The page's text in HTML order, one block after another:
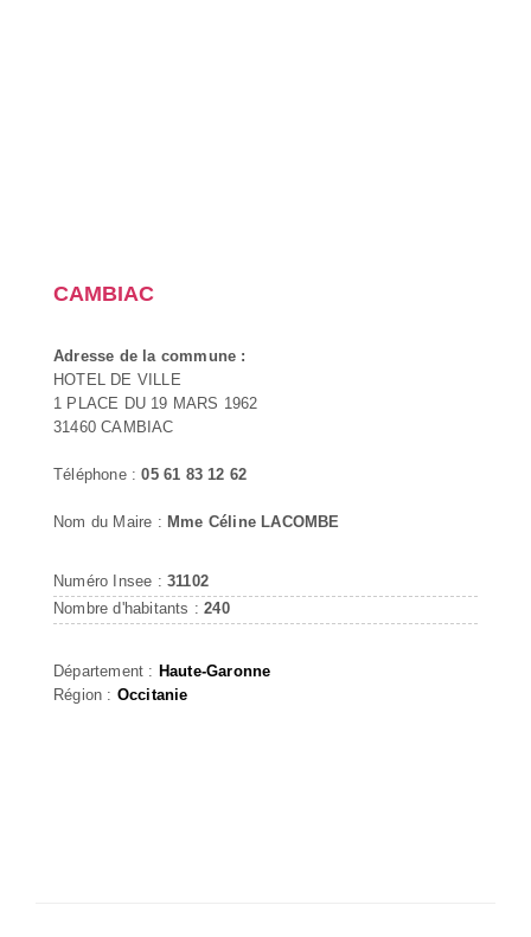
CAMBIAC
Adresse de la commune :
HOTEL DE VILLE
1 PLACE DU 19 MARS 1962
31460 CAMBIAC
Téléphone :05 61 83 12 62
Nom du Maire : Mme Céline LACOMBE
Numéro Insee : 31102
Nombre d'habitants :240
Département : Haute-Garonne
Région : Occitanie